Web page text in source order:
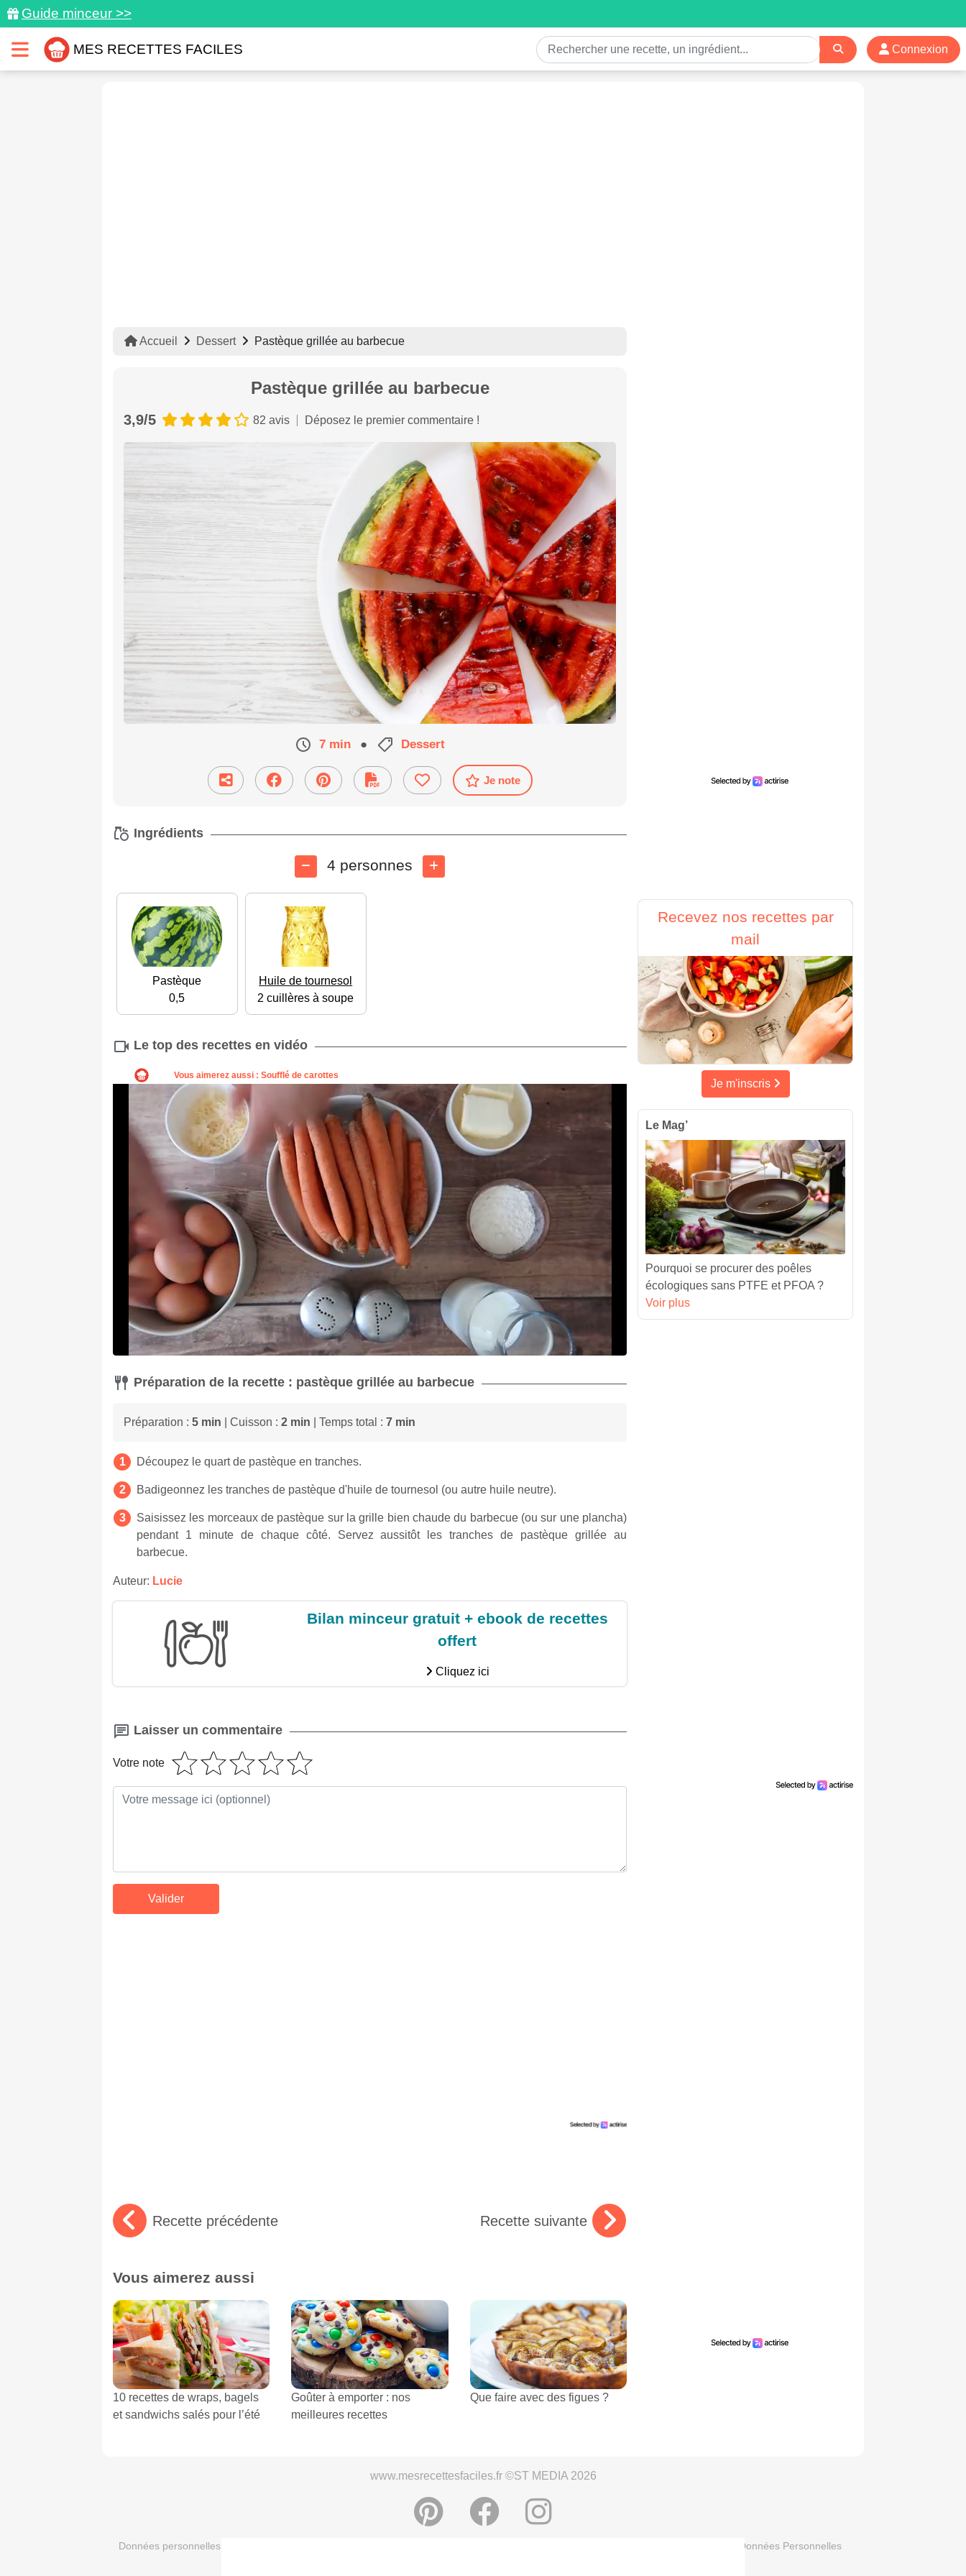
Guide minceur >>
MES RECETTES FACILES Connexion
Accueil Dessert Pastèque grillée au barbecue
Pastèque grillée au barbecue
3,9/5 82 avis Déposez le premier commentaire !
7 min ● Dessert
Je note
Ingrédients
4 personnes
Pastèque
0,5
Huile de tournesol
2 cuillères à soupe
Le top des recettes en vidéo
Préparation de la recette : pastèque grillée au barbecue
Préparation : 5 min | Cuisson : 2 min | Temps total : 7 min
Découpez le quart de pastèque en tranches.
Badigeonnez les tranches de pastèque d'huile de tournesol (ou autre huile neutre).
Saisissez les morceaux de pastèque sur la grille bien chaude du barbecue (ou sur une plancha)
pendant 1 minute de chaque côté. Servez aussitôt les tranches de pastèque grillée au
barbecue.
Auteur: Lucie
Bilan minceur gratuit + ebook de recettes
offert
Cliquez ici
Laisser un commentaire
Votre note
Recette précédente Recette suivante
Vous aimerez aussi
10 recettes de wraps, bagels
et sandwichs salés pour l’été
Goûter à emporter : nos
meilleures recettes
Que faire avec des figues ?
Recevez nos recettes par
mail
Je m'inscris
Le Mag’
Pourquoi se procurer des poêles
écologiques sans PTFE et PFOA ?
Voir plus
www.mesrecettesfaciles.fr ©ST MEDIA 2026
Données personnelles et utilisation des cookies
Politique de Protection des Données Personnelles